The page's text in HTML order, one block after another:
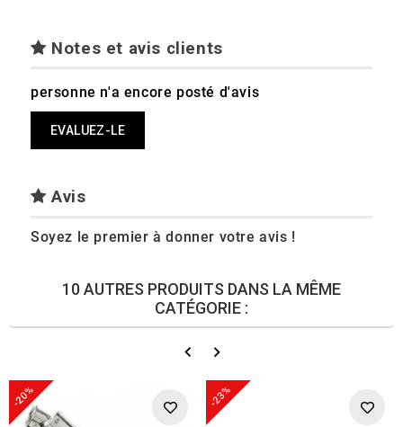
Notes et avis clients
personne n'a encore posté d'avis
EVALUEZ-LE
Avis
Soyez le premier à donner votre avis !
10 AUTRES PRODUITS DANS LA MÊME
CATÉGORIE :
-20% -23%